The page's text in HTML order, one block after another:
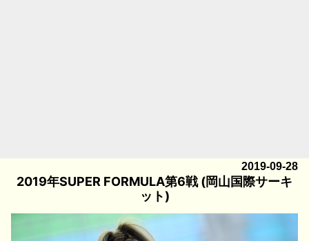
2019-09-28
2019年SUPER FORMULA第6戦 (岡山国際サーキ
ット)